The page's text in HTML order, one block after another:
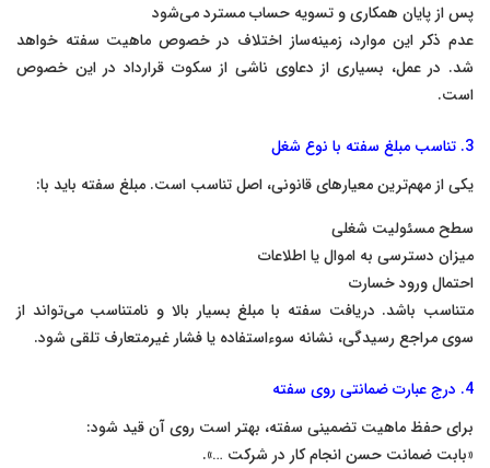
پس از پایان همکاری و تسویه حساب مسترد می‌شود
عدم ذکر این موارد، زمینه‌ساز اختلاف در خصوص ماهیت سفته خواهد
شد. در عمل، بسیاری از دعاوی ناشی از سکوت قرارداد در این خصوص
است.
3. تناسب مبلغ سفته با نوع شغل
یکی از مهم‌ترین معیارهای قانونی، اصل تناسب است. مبلغ سفته باید با:
سطح مسئولیت شغلی
میزان دسترسی به اموال یا اطلاعات
احتمال ورود خسارت
متناسب باشد. دریافت سفته با مبلغ بسیار بالا و نامتناسب می‌تواند از
سوی مراجع رسیدگی، نشانه سوءاستفاده یا فشار غیرمتعارف تلقی شود.
4. درج عبارت ضمانتی روی سفته
برای حفظ ماهیت تضمینی سفته، بهتر است روی آن قید شود:
«بابت ضمانت حسن انجام کار در شرکت …».